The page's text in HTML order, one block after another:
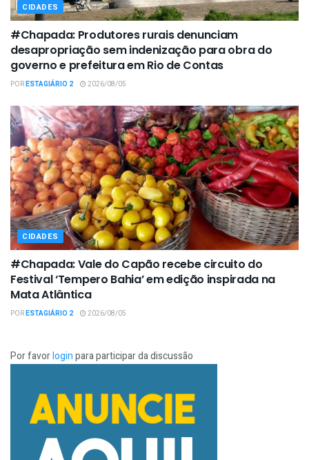
CIDADES
#Chapada: Produtores rurais denunciam
desapropriação sem indenização para obra do
governo e prefeitura em Rio de Contas
PORESTAGIÁRIO 2 2026/08/05
CIDADES
#Chapada: Vale do Capão recebe circuito do
Festival ‘Tempero Bahia’ em edição inspirada na
Mata Atlântica
PORESTAGIÁRIO 2 2026/08/05
Por favorloginpara participar da discussão